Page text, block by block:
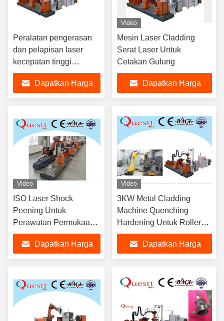
Peralatan pengerasan
dan pelapisan laser
kecepatan tinggi
IPG/Laserline untuk
poros/pisauDapatkan Harga
Video
Mesin Laser Cladding
Serat Laser Untuk
Cetakan Gulung
Dapatkan Harga
Video
ISO Laser Shock
Peening Untuk
Perawatan Permukaan
3KW LaserLine
Harhening Ship / Train /
Car Hub
Dapatkan Harga
Video
3KW Metal Cladding
Machine Quenching
Hardening Untuk Roller
Mold Shaft
Dapatkan Harga